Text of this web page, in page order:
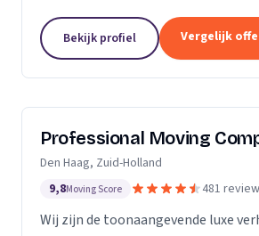
snel, zorgvuldig en betrouwbaar.
monteren tot transport en tijdelijke
kunt op ons rekenen. Met onze
Bekijk profiel Vergelijk
Professional Moving
Den Haag, Zuid-Holland
9,8Moving Score 481
Wij zijn de toonaangevende luxe